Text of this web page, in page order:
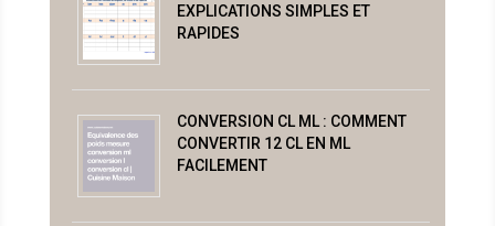
EXPLICATIONS SIMPLES ET
RAPIDES
CONVERSION CL ML : COMMENT
CONVERTIR 12 CL EN ML
FACILEMENT